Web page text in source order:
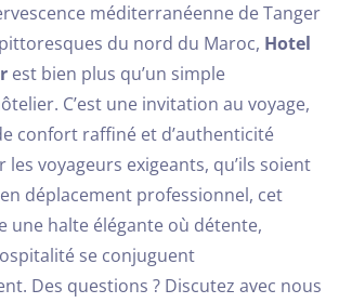
méditerranéenne de Tanger
du nord du Maroc, Hotel
est bien plus qu’un simple
C’est une invitation au voyage,
confort raffiné et d’authenticité
les voyageurs exigeants, qu’ils soient
déplacement professionnel, cet
une halte élégante où détente,
se conjuguent
Des questions ? Discutez avec nous